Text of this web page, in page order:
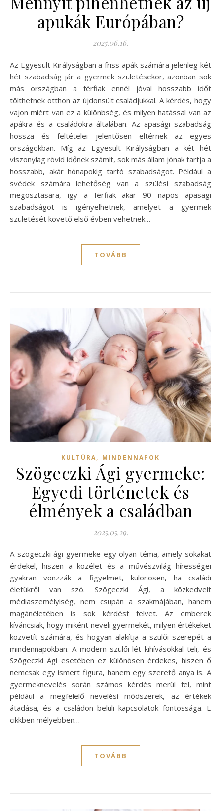
apukák Európában?
2025.06.16.
Az Egyesült Királyságban a friss apák számára jelenleg két
hét szabadság jár a gyermek születésekor, azonban sok
más országban a férfiak ennél jóval hosszabb időt
tölthetnek otthon az újdonsült családjukkal. A kérdés, hogy
vajon miért van ez a különbség, és milyen hatással van az
apákra és a családokra általában. Az apasági szabadság
hossza és feltételei jelentősen eltérnek az egyes
országokban. Míg az Egyesült Királyságban a két hét
viszonylag rövid időnek számít, sok más állam jónak tartja a
hosszabb, akár hónapokig tartó szabadságot. Például a
svédek számára lehetőség van a szülési szabadság
megosztására, így a férfiak akár 90 napos apasági
szabadságot is igényelhetnek, amelyet a gyermek
születését követő első évben vehetnek…
TOVÁBB
KULTÚRA, MINDENNAPOK
Szögeczki Ági gyermeke:
Egyedi történetek és
élmények a családban
2025.05.29.
A szögeczki ági gyermeke egy olyan téma, amely sokakat
érdekel, hiszen a közélet és a művészvilág hírességei
gyakran vonzzák a figyelmet, különösen, ha családi
életükről van szó. Szögeczki Ági, a közkedvelt
médiaszemélyiség, nem csupán a szakmájában, hanem
magánéletében is sok kérdést felvet. Az emberek
kíváncsiak, hogy miként neveli gyermekét, milyen értékeket
közvetít számára, és hogyan alakítja a szülői szerepét a
mindennapokban. A modern szülői lét kihívásokkal teli, és
Szögeczki Ági esetében ez különösen érdekes, hiszen ő
nemcsak egy ismert figura, hanem egy szerető anya is. A
gyermeknevelés során számos kérdés merül fel, mint
például a megfelelő nevelési módszerek, az értékek
átadása, és a családon belüli kapcsolatok fontossága. E
cikkben mélyebben…
TOVÁBB